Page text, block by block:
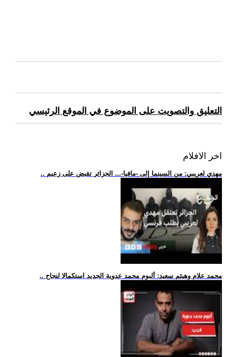
التعليق والتصويت على الموضوع في الموقع الرئيسي
اخر الافلام
.. مهدي لعريبي: من السينما إلى -مافيا-... الجزائر تقبض على زعيم
.. محمد علام وهيثم سعيد: ألبوم محمد عدوية الجديد استكمالا لنجاح